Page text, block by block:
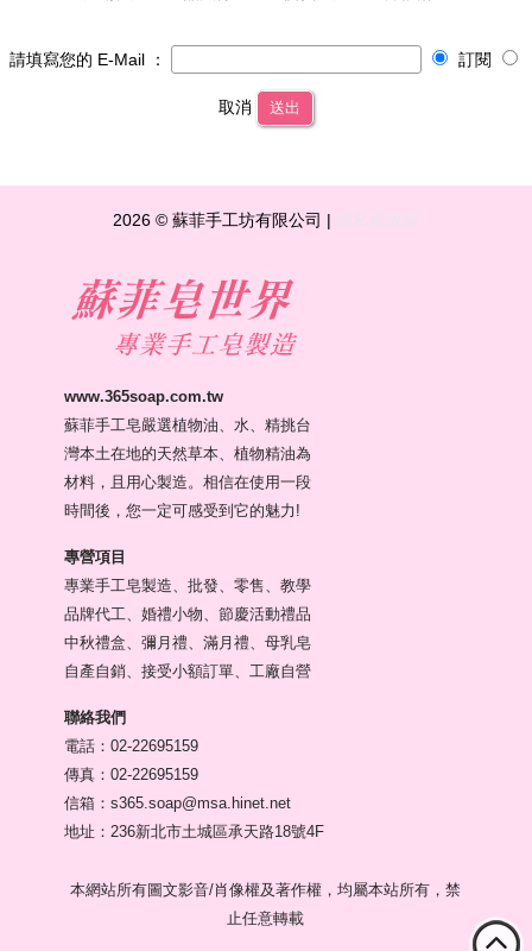
請填寫您的 E-Mail ： 訂閱
取消 送出
2026 © 蘇菲手工坊有限公司 |
www.365soap.com.tw
蘇菲手工皂嚴選植物油、水、精挑台
灣本土在地的天然草本、植物精油為
材料，且用心製造。相信在使用一段
時間後，您一定可感受到它的魅力!
專營項目
專業手工皂製造、批發、零售、教學
品牌代工、婚禮小物、節慶活動禮品
中秋禮盒、彌月禮、滿月禮、母乳皂
自產自銷、接受小額訂單、工廠自營
聯絡我們
電話：02-22695159
傳真：02-22695159
信箱：s365.soap@msa.hinet.net
地址：236新北市土城區承天路18號4F
本網站所有圖文影音/肖像權及著作權，均屬本站所有，禁
止任意轉載